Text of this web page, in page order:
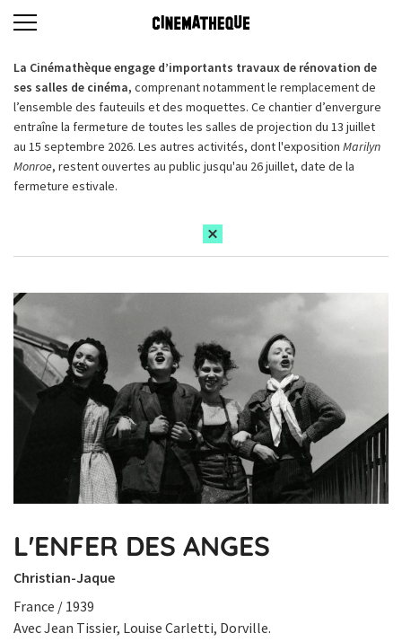
La Cinémathèque engage d’importants travaux de rénovation de
ses salles de cinéma, comprenant notamment le remplacement de
l’ensemble des fauteuils et des moquettes. Ce chantier d’envergure
entraîne la fermeture de toutes les salles de projection du 13 juillet
au 15 septembre 2026. Les autres activités, dont l'exposition Marilyn
Monroe, restent ouvertes au public jusqu'au 26 juillet, date de la
fermeture estivale.
L'ENFER DES ANGES
Christian-Jaque
France / 1939
Avec Jean Tissier, Louise Carletti, Dorville.